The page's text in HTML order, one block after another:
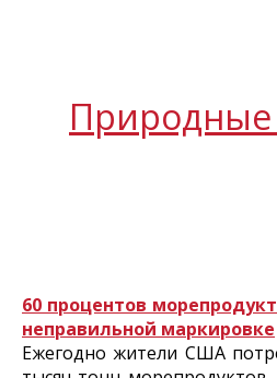
Природные
60 процентов
неправильной маркировке
Ежегодно жители США